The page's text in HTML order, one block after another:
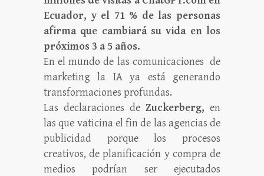
Ecuador, y el 71 % de las personas
afirma que cambiará su vida en los
próximos 3 a 5 años.
En el mundo de las comunicaciones de
marketing la IA ya está generando
transformaciones profundas.
Las declaraciones de Zuckerberg, en
las que vaticina el fin de las agencias de
publicidad porque los procesos
creativos, de planificación y compra de
medios podrían ser ejecutados